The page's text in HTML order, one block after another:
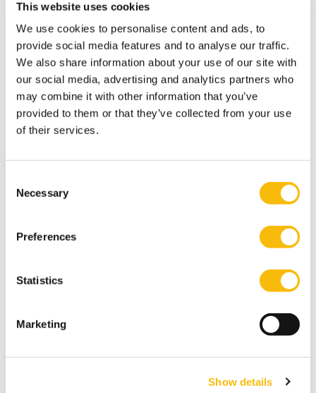
This website uses cookies
We use cookies to personalise content and ads, to
provide social media features and to analyse our traffic.
We also share information about your use of our site with
our social media, advertising and analytics partners who
may combine it with other information that you’ve
provided to them or that they’ve collected from your use
of their services.
Selection
Necessary
Preferences
Statistics
Marketing
Show details
New Board Program
Startdatum:
25 november 2026
Nederlands
De boardroom vraagt om meer dan ervaring. In een
omgeving met toenemende druk, complexiteit en
dat staat — én de boardroom-vaardigheid om
stakeholderdialoog en constructieve tegenspraak,